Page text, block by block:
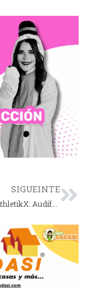
SIGUEINTE
KlipXtreme AthletikX: Audífonos deportivos